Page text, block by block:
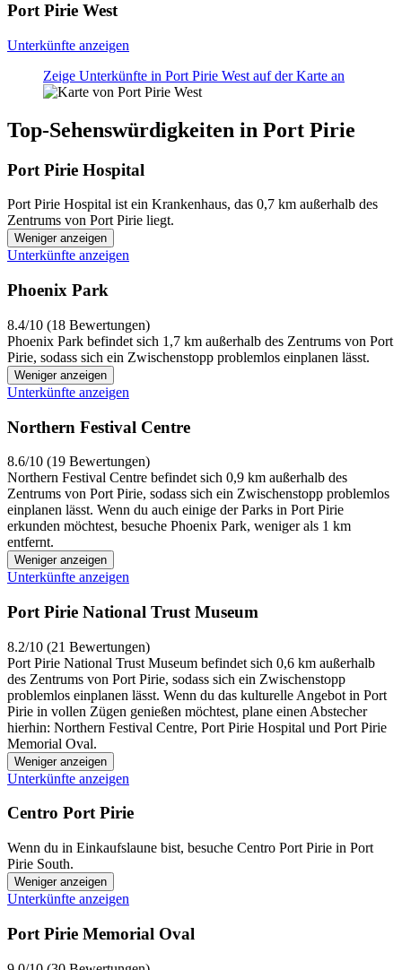
Port Pirie West
Unterkünfte anzeigen
Zeige Unterkünfte in Port Pirie West auf der Karte an
Top-Sehenswürdigkeiten in Port Pirie
Port Pirie Hospital
Port Pirie Hospital ist ein Krankenhaus, das 0,7 km außerhalb des
Zentrums von Port Pirie liegt.
Weniger anzeigen
Unterkünfte anzeigen
Phoenix Park
8.4/10 (18 Bewertungen)
Phoenix Park befindet sich 1,7 km außerhalb des Zentrums von Port
Pirie, sodass sich ein Zwischenstopp problemlos einplanen lässt.
Weniger anzeigen
Unterkünfte anzeigen
Northern Festival Centre
8.6/10 (19 Bewertungen)
Northern Festival Centre befindet sich 0,9 km außerhalb des
Zentrums von Port Pirie, sodass sich ein Zwischenstopp problemlos
einplanen lässt. Wenn du auch einige der Parks in Port Pirie
erkunden möchtest, besuche Phoenix Park, weniger als 1 km
entfernt.
Weniger anzeigen
Unterkünfte anzeigen
Port Pirie National Trust Museum
8.2/10 (21 Bewertungen)
Port Pirie National Trust Museum befindet sich 0,6 km außerhalb
des Zentrums von Port Pirie, sodass sich ein Zwischenstopp
problemlos einplanen lässt. Wenn du das kulturelle Angebot in Port
Pirie in vollen Zügen genießen möchtest, plane einen Abstecher
hierhin: Northern Festival Centre, Port Pirie Hospital und Port Pirie
Memorial Oval.
Weniger anzeigen
Unterkünfte anzeigen
Centro Port Pirie
Wenn du in Einkaufslaune bist, besuche Centro Port Pirie in Port
Pirie South.
Weniger anzeigen
Unterkünfte anzeigen
Port Pirie Memorial Oval